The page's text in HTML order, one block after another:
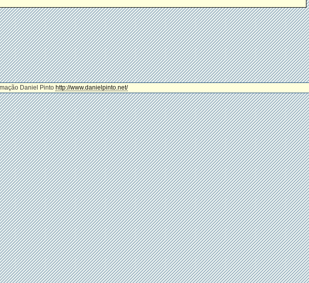
Daniel Pinto http://www.danielpinto.net/